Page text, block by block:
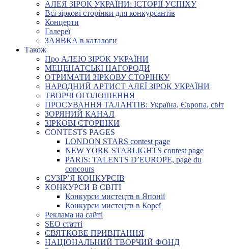
АЛЕЯ ЗІРОК УКРАЇНИ: ІСТОРІЇ УСПІХУ
Всі зіркові сторінки для конкурсантів
Концерти
Галереї
ЗАЯВКА в каталоги
Також
Про АЛЕЮ ЗІРОК УКРАЇНИ
МЕЦЕНАТСЬКІ НАГОРОДИ
ОТРИМАТИ ЗІРКОВУ СТОРІНКУ
НАРОДНИЙ АРТИСТ АЛЕЇ ЗІРОК УКРАЇНИ
ТВОРЧІ ОГОЛОШЕННЯ
ПРОСУВАННЯ ТАЛАНТІВ: Україна, Європа, світ
ЗОРЯНИЙ КАНАЛ
ЗІРКОВІ СТОРІНКИ
CONTESTS PAGES
LONDON STARS contest page
NEW YORK STARLIGHTS contest page
PARIS: TALENTS D’EUROPE, page du
concours
СУЗІР’Я КОНКУРСІВ
КОНКУРСИ В СВІТІ
Конкурси мистецтв в Японії
Конкурси мистецтв в Кореї
Реклама на сайті
SEO статті
СВЯТКОВЕ ПРИВІТАННЯ
НАЦІОНАЛЬНИЙ ТВОРЧИЙ ФОНД